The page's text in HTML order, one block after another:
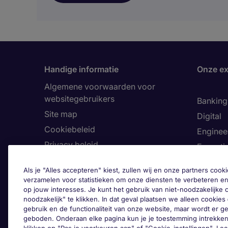
Handige informatie
Algemene voorwaarden voor
websitegebruikers
Site map
Cookiebeleid
Privacy beleid
Toegankelijkheid
Ons Klokkenluiderskanaal
Onze
Digital
Human
Legal
Als je "Alles accepteren" kiest, zullen wij en onze partners
verzamelen voor statistieken om onze diensten te verbeteren
op jouw interesses. Je kunt het gebruik van niet-noodzakelijke
noodzakelijk" te klikken. In dat geval plaatsen we alleen
gebruik en de functionaliteit van onze website, maar wordt er
geboden. Onderaan elke pagina kun je je toestemming